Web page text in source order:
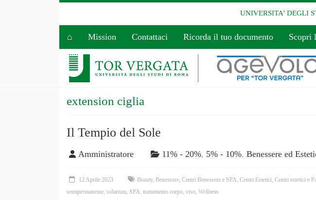
UNIVERSITA' DEGLI
⌂ Mission Contattaci Ricorda il tuo documento Scopri
extension ciglia
Il Tempio del Sole
Amministratore 11% - 20%, 5% - 10%, Benessere ed
12 Aprile 2023 Beauty, Benessere, Centri Benessere e SPA, Centri Estetici, Centri estetici e
semipermanente, solarium, SPA, trattamento corpo, viso, Wellness